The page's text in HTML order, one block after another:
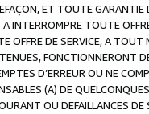
ET TOUTE GARANTIE
INTERROMPRE TOUTE
OFFRE DE SERVICE, A
FONCTIONNERONT
D’ERREUR OU NE
(A) DE
OU DEFAILLANCES